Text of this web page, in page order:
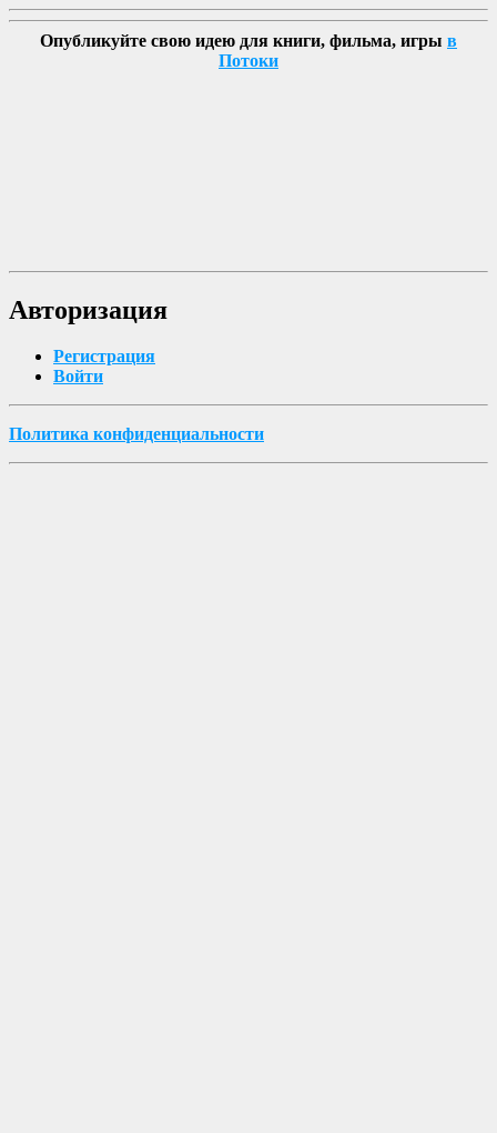
Опубликуйте свою идею для книги, фильма, игры в
Потоки
Авторизация
Регистрация
Войти
Политика конфиденциальности